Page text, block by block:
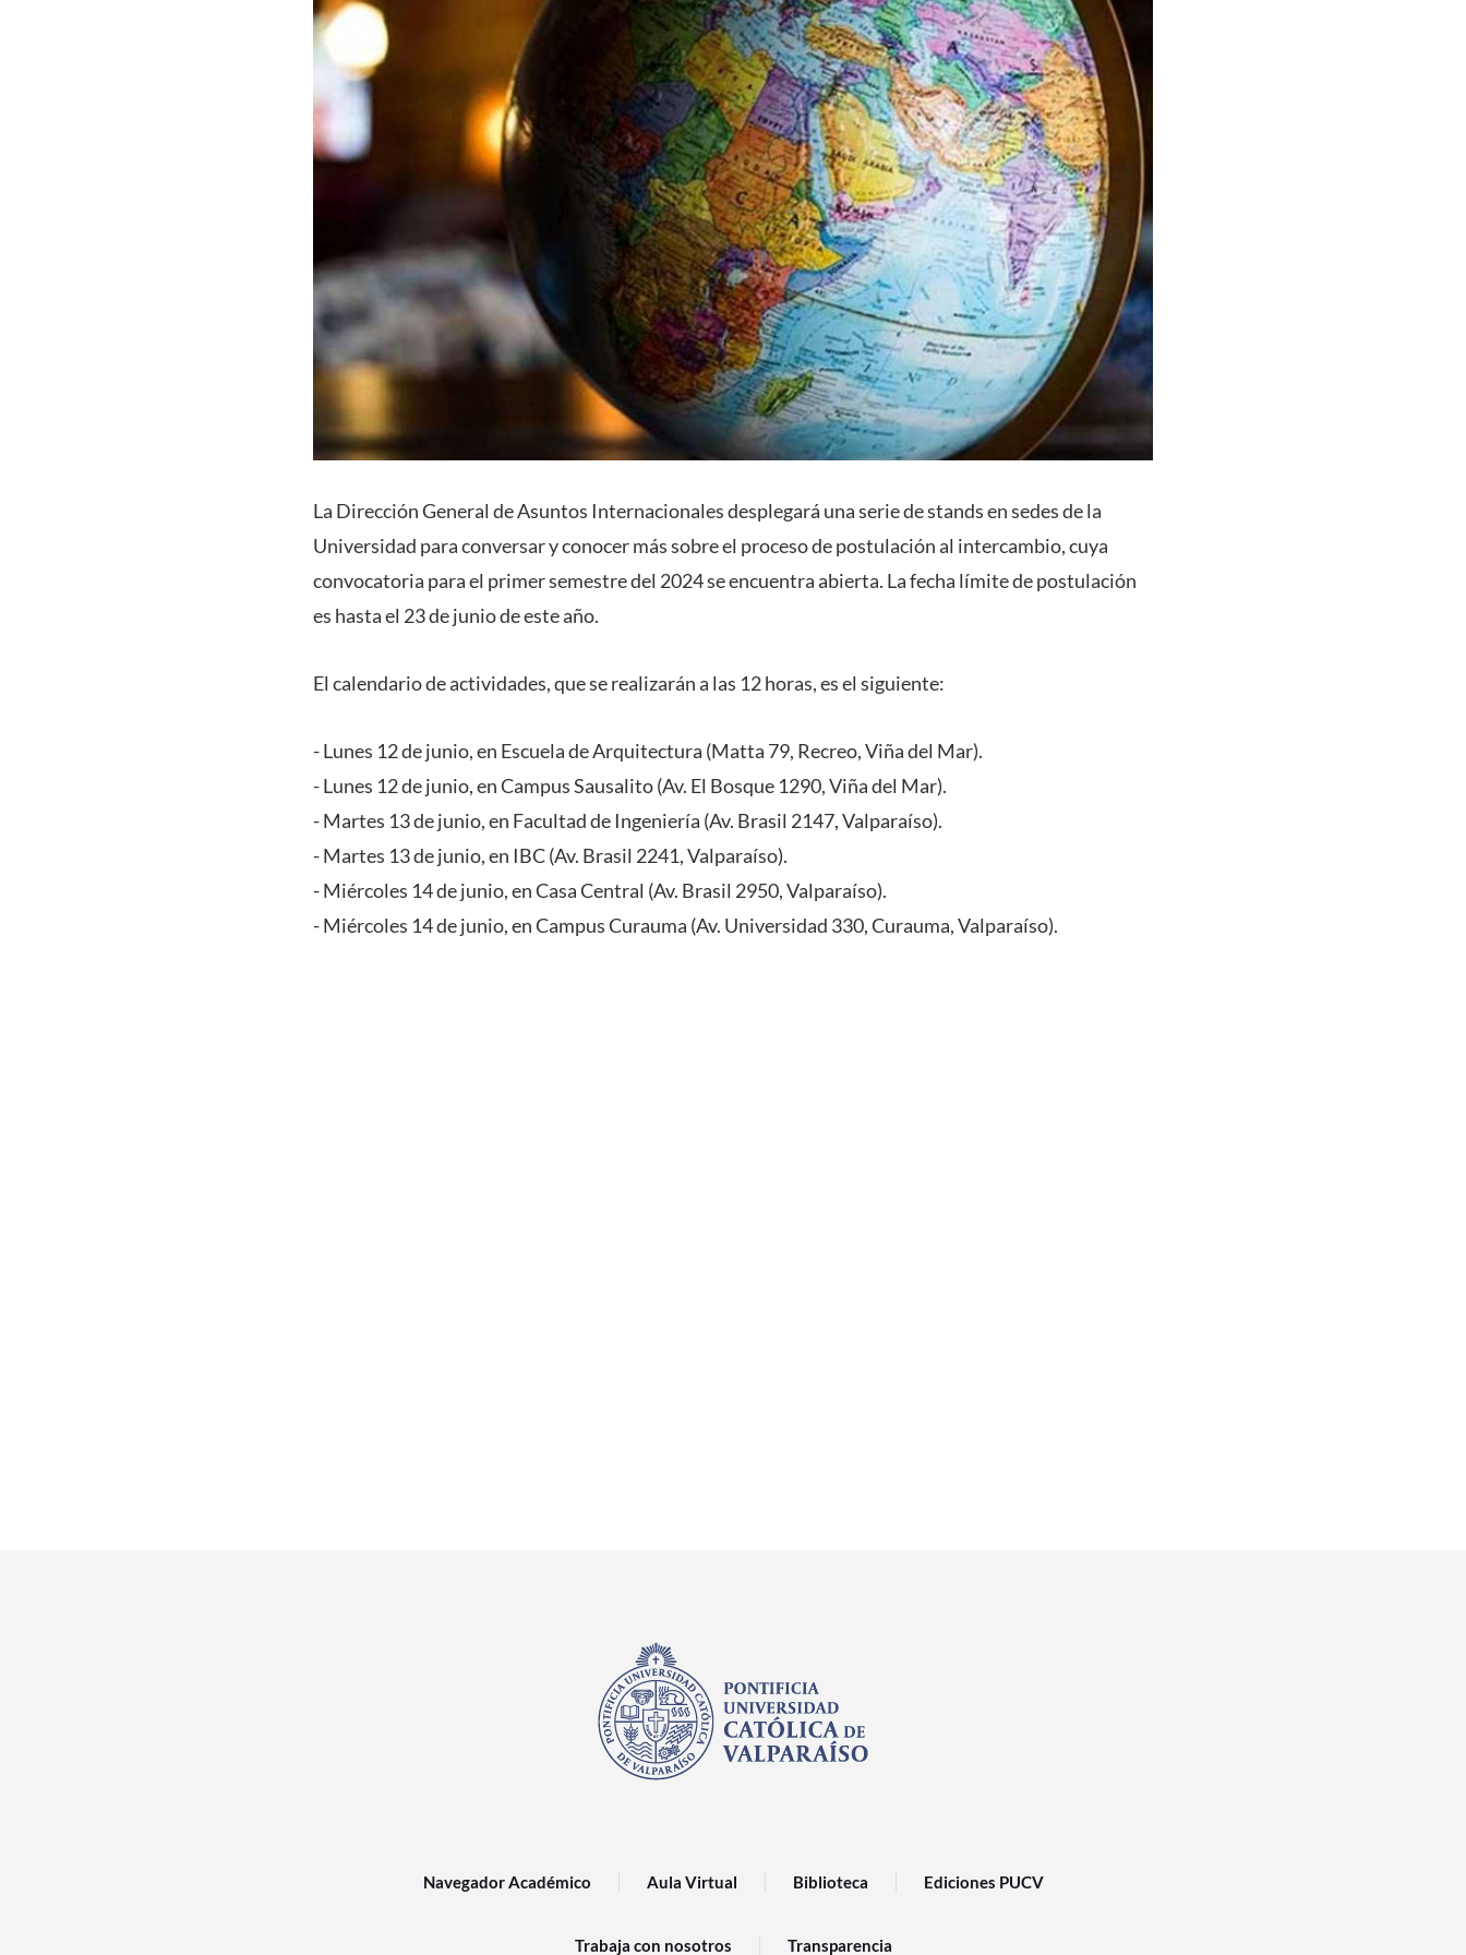
La Dirección General de Asuntos Internacionales desplegará una serie de stands en sedes de la
Universidad para conversar y conocer más sobre el proceso de postulación al intercambio, cuya
convocatoria para el primer semestre del 2024 se encuentra abierta. La fecha límite de postulación
es hasta el 23 de junio de este año.
El calendario de actividades, que se realizarán a las 12 horas, es el siguiente:
- Lunes 12 de junio, en Escuela de Arquitectura (Matta 79, Recreo, Viña del Mar).
- Lunes 12 de junio, en Campus Sausalito (Av. El Bosque 1290, Viña del Mar).
- Martes 13 de junio, en Facultad de Ingeniería (Av. Brasil 2147, Valparaíso).
- Martes 13 de junio, en IBC (Av. Brasil 2241, Valparaíso).
- Miércoles 14 de junio, en Casa Central (Av. Brasil 2950, Valparaíso).
- Miércoles 14 de junio, en Campus Curauma (Av. Universidad 330, Curauma, Valparaíso).
Navegador Académico Aula Virtual Biblioteca Ediciones PUCV
Trabaja con nosotros Transparencia